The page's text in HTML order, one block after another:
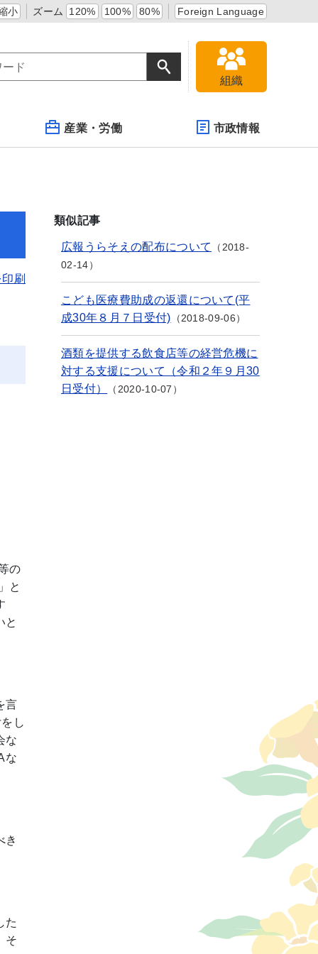
小 ズーム 120% 100% 80% Foreign Language
組織
産業・労働 市政情報
刷
の
と
と
言
し
な
な
き
た
そ
類似記事
広報うらそえの配布について
2018-
02-14
こども医療費助成の返還について(平
成30年８月７日受付)
2018-09-06
酒類を提供する飲食店等の経営危機に
対する支援について（令和２年９月30
日受付）
2020-10-07